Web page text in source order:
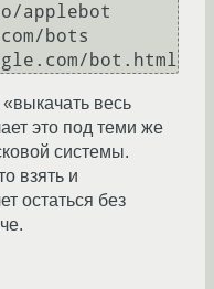
applebot
весь
это под теми же
системы.
взять и
остаться без